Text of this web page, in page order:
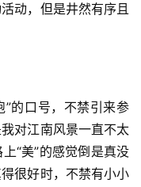
动，但是井然有序且
对江南风景一直不太
“美”的感觉倒是真没
很好时，不禁有小小